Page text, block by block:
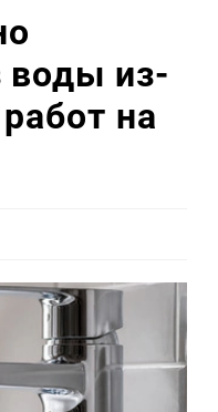
воды из-
на